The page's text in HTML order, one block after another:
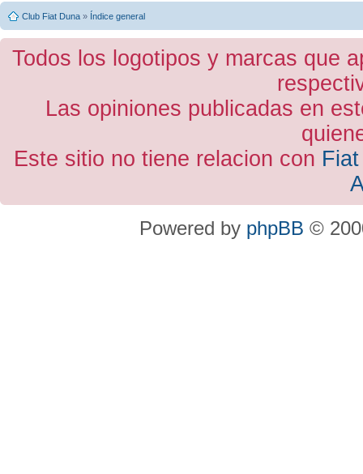
Club Fiat Duna » Índice general
Todos los logotipos y marcas que
Las opiniones publicadas en
Este sitio no tiene relacion con
Powered by phpBB ©